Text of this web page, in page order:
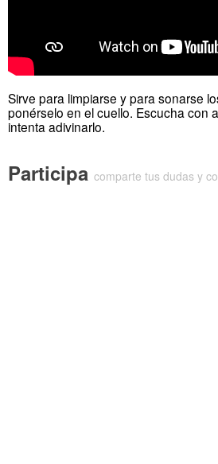
Sirve para limpiarse y para sonarse
ponérselo en el cuello. Escucha con
intenta adivinarlo.
Participa comparte tus dudas y